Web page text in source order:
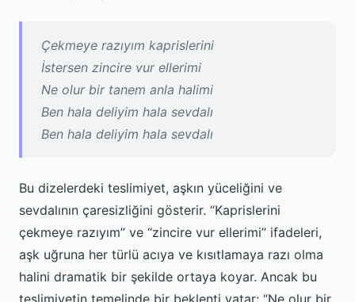
Çekmeye razıyım kaprislerini
İstersen zincire vur ellerimi
Ne olur bir tanem anla halimi
Ben hala deliyim hala sevdalı
Ben hala deliyim hala sevdalı
Bu dizelerdeki teslimiyet, aşkın yüceliğini ve
sevdalının çaresizliğini gösterir. “Kaprislerini
çekmeye razıyım” ve “zincire vur ellerimi” ifadeleri,
aşk uğruna her türlü acıya ve kısıtlamaya razı olma
halini dramatik bir şekilde ortaya koyar. Ancak bu
teslimiyetin temelinde bir beklenti yatar: “Ne olur bir